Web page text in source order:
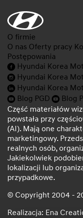
O firmie
O nas Oferty pracy
Postępowania
Hyundai Korea
Hyundai Korea
Hyundai Korea
Blog PGD
Blog
Część materiałów
powstała przy
(AI). Mają one
marketingowy.
realnych osób,
Jakiekolwiek
lokalizacji lub
przypadkowe.
© Copyright 2004 -
Realizacja: Ena